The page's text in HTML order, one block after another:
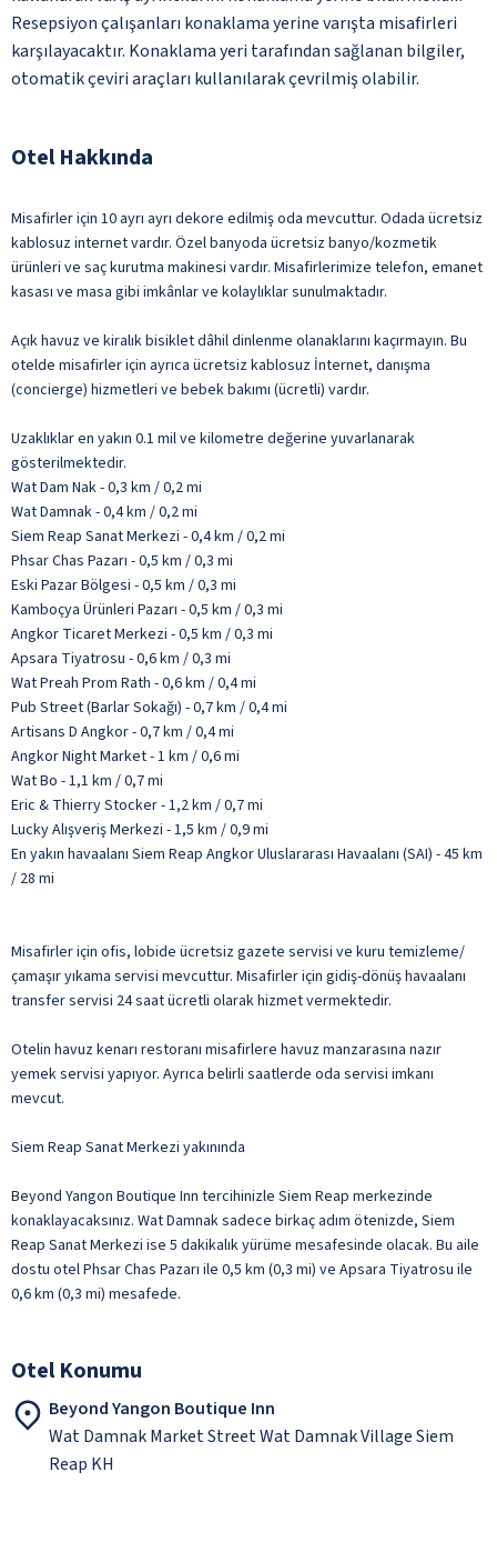
Resepsiyon çalışanları konaklama yerine varışta misafirleri
karşılayacaktır. Konaklama yeri tarafından sağlanan bilgiler,
otomatik çeviri araçları kullanılarak çevrilmiş olabilir.
Otel Hakkında
Misafirler için 10 ayrı ayrı dekore edilmiş oda mevcuttur. Odada ücretsiz
kablosuz internet vardır. Özel banyoda ücretsiz banyo/kozmetik
ürünleri ve saç kurutma makinesi vardır. Misafirlerimize telefon, emanet
kasası ve masa gibi imkânlar ve kolaylıklar sunulmaktadır.
Açık havuz ve kiralık bisiklet dâhil dinlenme olanaklarını kaçırmayın. Bu
otelde misafirler için ayrıca ücretsiz kablosuz İnternet, danışma
(concierge) hizmetleri ve bebek bakımı (ücretli) vardır.
Uzaklıklar en yakın 0.1 mil ve kilometre değerine yuvarlanarak
gösterilmektedir.
Wat Dam Nak - 0,3 km / 0,2 mi
Wat Damnak - 0,4 km / 0,2 mi
Siem Reap Sanat Merkezi - 0,4 km / 0,2 mi
Phsar Chas Pazarı - 0,5 km / 0,3 mi
Eski Pazar Bölgesi - 0,5 km / 0,3 mi
Kamboçya Ürünleri Pazarı - 0,5 km / 0,3 mi
Angkor Ticaret Merkezi - 0,5 km / 0,3 mi
Apsara Tiyatrosu - 0,6 km / 0,3 mi
Wat Preah Prom Rath - 0,6 km / 0,4 mi
Pub Street (Barlar Sokağı) - 0,7 km / 0,4 mi
Artisans D Angkor - 0,7 km / 0,4 mi
Angkor Night Market - 1 km / 0,6 mi
Wat Bo - 1,1 km / 0,7 mi
Eric & Thierry Stocker - 1,2 km / 0,7 mi
Lucky Alışveriş Merkezi - 1,5 km / 0,9 mi
En yakın havaalanı Siem Reap Angkor Uluslararası Havaalanı (SAI) - 45 km
/ 28 mi
Misafirler için ofis, lobide ücretsiz gazete servisi ve kuru temizleme/
çamaşır yıkama servisi mevcuttur. Misafirler için gidiş-dönüş havaalanı
transfer servisi 24 saat ücretli olarak hizmet vermektedir.
Otelin havuz kenarı restoranı misafirlere havuz manzarasına nazır
yemek servisi yapıyor. Ayrıca belirli saatlerde oda servisi imkanı
mevcut.
Siem Reap Sanat Merkezi yakınında
Beyond Yangon Boutique Inn tercihinizle Siem Reap merkezinde
konaklayacaksınız. Wat Damnak sadece birkaç adım ötenizde, Siem
Reap Sanat Merkezi ise 5 dakikalık yürüme mesafesinde olacak. Bu aile
dostu otel Phsar Chas Pazarı ile 0,5 km (0,3 mi) ve Apsara Tiyatrosu ile
0,6 km (0,3 mi) mesafede.
Otel Konumu
Beyond Yangon Boutique Inn
Wat Damnak Market Street Wat Damnak Village Siem
Reap KH